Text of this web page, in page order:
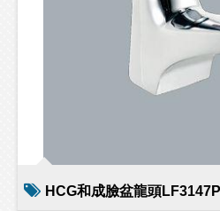
HCG和成臉盆龍頭